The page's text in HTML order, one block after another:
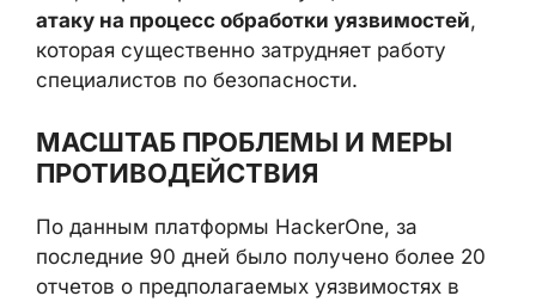
атаку на процесс обработки уязвимостей,
которая существенно затрудняет работу
специалистов по безопасности.
МАСШТАБ ПРОБЛЕМЫ И МЕРЫ
ПРОТИВОДЕЙСТВИЯ
По данным платформы HackerOne, за
последние 90 дней было получено более 20
отчетов о предполагаемых уязвимостях в